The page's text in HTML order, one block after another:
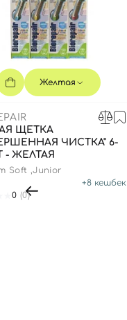
Желтая
ЩЕТКА
ЧИСТКА" 6-
- ЖЕЛТАЯ
Soft ,Junior
+8 кешбек
0 (0)